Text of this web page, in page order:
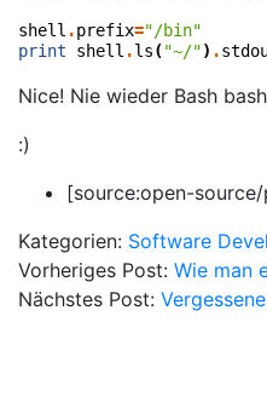
shell .prefix="/bin"
print
shell .ls("~/") .
Nice! Nie wieder Bash
:)
[source:open-
Kategorien: Software
Vorheriges Post: Wie man
Nächstes Post: